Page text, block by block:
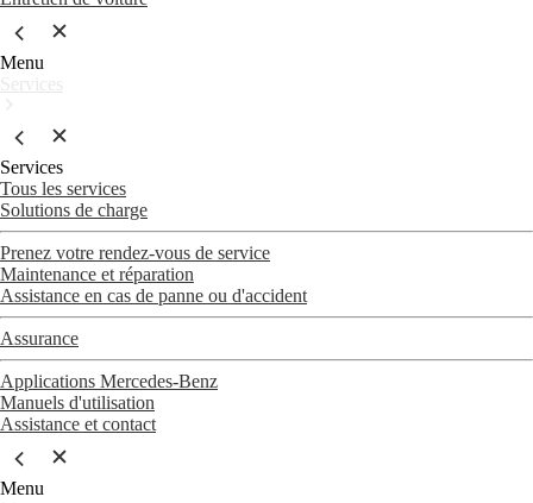
Menu
Services
Tous les services
Solutions de charge
Prenez votre rendez-vous de service
Maintenance et réparation
Assistance en cas de panne ou d'accident
Assurance
Applications Mercedes-Benz
Manuels d'utilisation
Assistance et contact
Menu